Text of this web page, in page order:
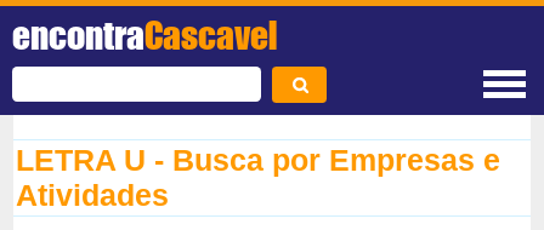
encontraCascavel
LETRA U - Busca por Empresas e
Atividades